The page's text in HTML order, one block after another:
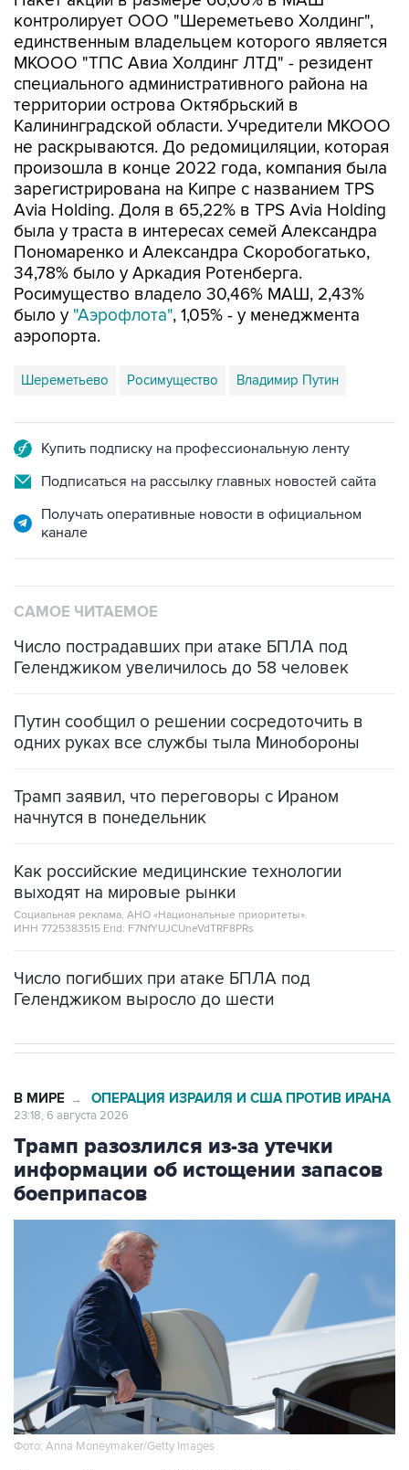
контролирует ООО "Шереметьево Холдинг",
единственным владельцем которого является
МКООО "ТПС Авиа Холдинг ЛТД" - резидент
специального административного района на
территории острова Октябрьский в
Калининградской области. Учредители МКООО
не раскрываются. До редомициляции, которая
произошла в конце 2022 года, компания была
зарегистрирована на Кипре с названием TPS
Avia Holding. Доля в 65,22% в TPS Avia Holding
была у траста в интересах семей Александра
Пономаренко и Александра Скоробогатько,
34,78% было у Аркадия Ротенберга.
Росимущество владело 30,46% МАШ, 2,43%
было у "Аэрофлота", 1,05% - у менеджмента
аэропорта.
Шереметьево Росимущество Владимир Путин
Купить подписку на профессиональную ленту
Подписаться на рассылку главных новостей сайта
Получать оперативные новости в официальном
канале
САМОЕ ЧИТАЕМОЕ
Число пострадавших при атаке БПЛА под
Геленджиком увеличилось до 58 человек
Путин сообщил о решении сосредоточить в
одних руках все службы тыла Минобороны
Трамп заявил, что переговоры с Ираном
начнутся в понедельник
Как российские медицинские технологии
выходят на мировые рынки
Социальная реклама, АНО «Национальные приоритеты».
ИНН 7725383515 Erid: F7NfYUJCUneVdTRF8PRs
Число погибших при атаке БПЛА под
Геленджиком выросло до шести
В МИРЕ → ОПЕРАЦИЯ ИЗРАИЛЯ И США ПРОТИВ ИРАНА
23:18, 6 августа 2026
Трамп разозлился из-за утечки
информации об истощении запасов
боеприпасов
Фото: Anna Moneymaker/Getty Images